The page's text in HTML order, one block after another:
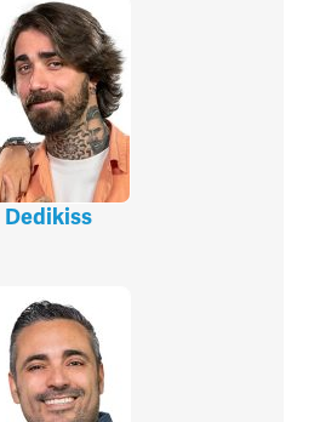
Dedikiss